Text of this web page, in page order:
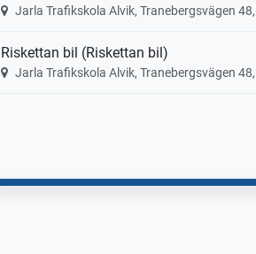
Jarla Trafikskola Alvik, Tranebergsvägen
Riskettan bil (Riskettan bil)
Jarla Trafikskola Alvik, Tranebergsvägen